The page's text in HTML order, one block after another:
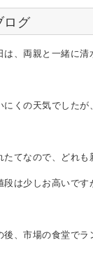
ログ
は、両親と一緒に清
にくの天気でしたが
たてなので、どれも
段は少しお高いです
後、市場の食堂でラ